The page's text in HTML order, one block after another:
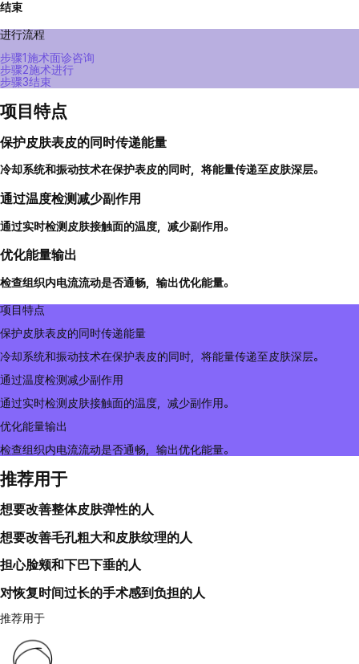
结束
进行流程
步骤1施术面诊咨询
步骤2施术进行
步骤3结束
项目特点
保护皮肤表皮的同时传递能量
冷却系统和振动技术在保护表皮的同时，将能量传递至皮肤深层。
通过温度检测减少副作用
通过实时检测皮肤接触面的温度，减少副作用。
优化能量输出
检查组织内电流流动是否通畅，输出优化能量。
项目特点
保护皮肤表皮的同时传递能量
冷却系统和振动技术在保护表皮的同时，将能量传递至皮肤深层。
通过温度检测减少副作用
通过实时检测皮肤接触面的温度，减少副作用。
优化能量输出
检查组织内电流流动是否通畅，输出优化能量。
推荐用于
想要改善整体皮肤弹性的人
想要改善毛孔粗大和皮肤纹理的人
担心脸颊和下巴下垂的人
对恢复时间过长的手术感到负担的人
推荐用于